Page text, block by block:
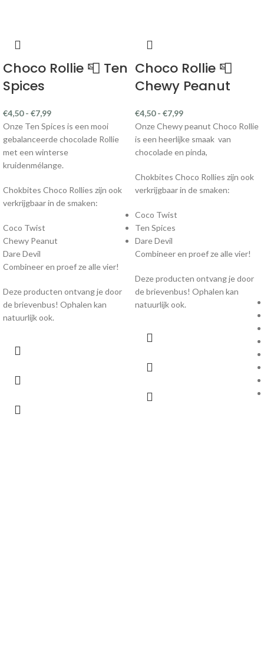
Choco Rollie 📮 Ten
Spices
€4,50 - €7,99
Onze Ten Spices is een mooi
gebalanceerde chocolade Rollie
met een winterse
kruidenmélange.
Chokbites Choco Rollies zijn ook
verkrijgbaar in de smaken:
Coco Twist
Chewy Peanut
Dare Devil
Combineer en proef ze alle vier!
Deze producten ontvang je door
de brievenbus! Ophalen kan
natuurlijk ook.
Choco Rollie 📮
Chewy Peanut
€4,50 - €7,99
Onze Chewy peanut Choco Rollie
is een heerlijke smaak van
chocolade en pinda,
Chokbites Choco Rollies zijn ook
verkrijgbaar in de smaken:
Coco Twist
Ten Spices
Dare Devil
Combineer en proef ze alle vier!
Deze producten ontvang je door
de brievenbus! Ophalen kan
natuurlijk ook.